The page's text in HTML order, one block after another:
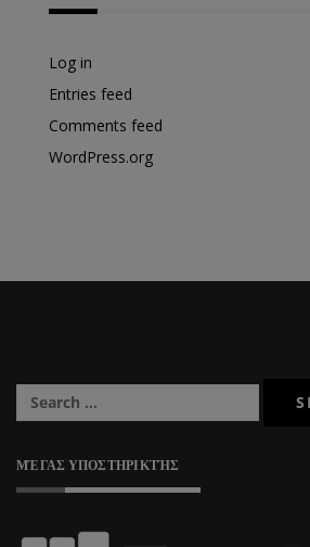
Log in
Entries feed
Comments feed
WordPress.org
ΜΈΓΑΣ ΥΠΟΣΤΗΡΙΚΤΉΣ